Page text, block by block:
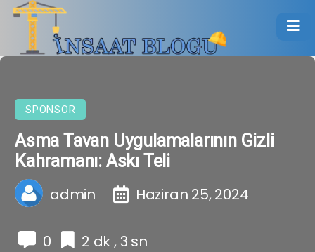
SPONSOR
Asma Tavan Uygulamalarının Gizli
Kahramanı: Askı Teli
admin Haziran 25, 2024
0 2 dk , 3 sn